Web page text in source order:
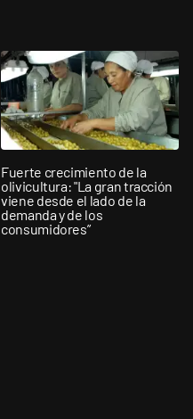
Fuerte crecimiento de la
olivicultura: "La gran tracción
viene desde el lado de la
demanda y de los
consumidores”